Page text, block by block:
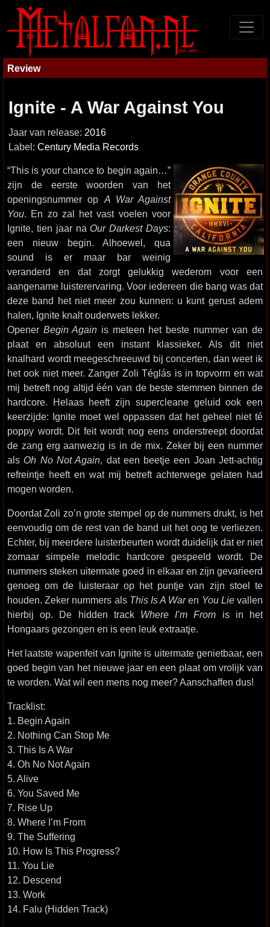
Review
Ignite - A War Against You
Jaar van release: 2016
Label: Century Media Records
“This is your chance to begin again…”
zijn de eerste woorden van het
openingsnummer op A War Against
You. En zo zal het vast voelen voor
Ignite, tien jaar na Our Darkest Days:
een nieuw begin. Alhoewel, qua
sound is er maar bar weinig
veranderd en dat zorgt gelukkig wederom voor een
aangename luisterervaring. Voor iedereen die bang was dat
deze band het niet meer zou kunnen: u kunt gerust adem
halen, Ignite knalt ouderwets lekker.
Opener Begin Again is meteen het beste nummer van de
plaat en absoluut een instant klassieker. Als dit niet
knalhard wordt meegeschreeuwd bij concerten, dan weet ik
het ook niet meer. Zanger Zoli Téglás is in topvorm en wat
mij betreft nog altijd één van de beste stemmen binnen de
hardcore. Helaas heeft zijn supercleane geluid ook een
keerzijde: Ignite moet wel oppassen dat het geheel niet té
poppy wordt. Dit feit wordt nog eens onderstreept doordat
de zang erg aanwezig is in de mix. Zeker bij een nummer
als Oh No Not Again, dat een beetje een Joan Jett-achtig
refreintje heeft en wat mij betreft achterwege gelaten had
mogen worden.
Doordat Zoli zo’n grote stempel op de nummers drukt, is het
eenvoudig om de rest van de band uit het oog te verliezen.
Echter, bij meerdere luisterbeurten wordt duidelijk dat er niet
zomaar simpele melodic hardcore gespeeld wordt. De
nummers steken uitermate goed in elkaar en zijn gevarieerd
genoeg om de luisteraar op het puntje van zijn stoel te
houden. Zeker nummers als This Is A Waren You Lievallen
hierbij op. De hidden track Where I’m From is in het
Hongaars gezongen en is een leuk extraatje.
Het laatste wapenfeit van Ignite is uitermate genietbaar, een
goed begin van het nieuwe jaar en een plaat om vrolijk van
te worden. Wat wil een mens nog meer? Aanschaffen dus!
Tracklist:
1. Begin Again
2. Nothing Can Stop Me
3. This Is A War
4. Oh No Not Again
5. Alive
6. You Saved Me
7. Rise Up
8. Where I’m From
9. The Suffering
10. How Is This Progress?
11. You Lie
12. Descend
13. Work
14. Falu (Hidden Track)